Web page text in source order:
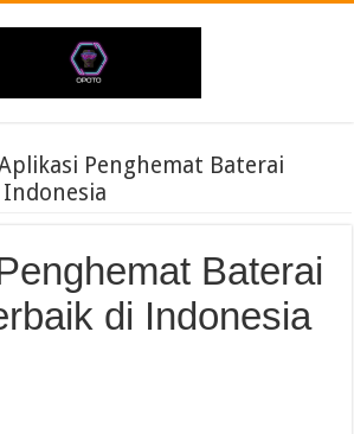
Penghemat Baterai
Baterai
di Indonesia